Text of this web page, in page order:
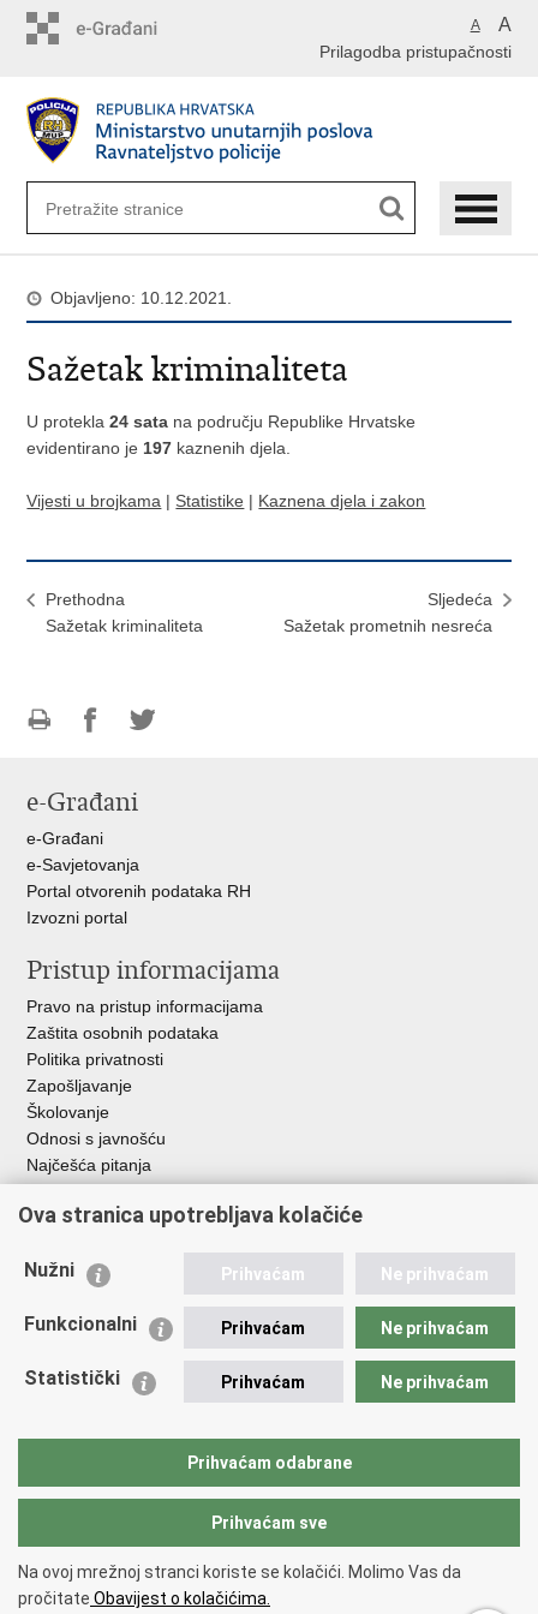
A A
Prilagodba pristupačnosti
Objavljeno: 10.12.2021.
Sažetak kriminaliteta
U protekla 24 sata na području Republike Hrvatske
evidentirano je 197 kaznenih djela.
Vijesti u brojkama | Statistike | Kaznena djela i zakon
Prethodna
Sažetak kriminaliteta
Sljedeća
Sažetak prometnih nesreća
FacebookuTwitteru
e-Građani
e-Građani
e-Savjetovanja
Portal otvorenih podataka RH
Izvozni portal
Pristup informacijama
Pravo na pristup informacijama
Zaštita osobnih podataka
Politika privatnosti
Zapošljavanje
Školovanje
Odnosi s javnošću
Najčešća pitanja
Važne poveznice
EMN Nacionalna kontaktna točka za Republiku Hrvatsku
Policijska akademija
Zaklada policijske solidarnosti
Sindikati
Copyright © 2026 Ravnateljstvo policije.
Ova stranica upotrebljava kolačiće
Nužni Prihvaćam Ne prihvaćam
Funkcionalni Prihvaćam Ne prihvaćam
Statistički Prihvaćam Ne prihvaćam
Prihvaćam odabrane
Prihvaćam sve
Na ovoj mrežnoj stranci koriste se kolačići. Molimo Vas da
pročitate Obavijest o kolačićima.